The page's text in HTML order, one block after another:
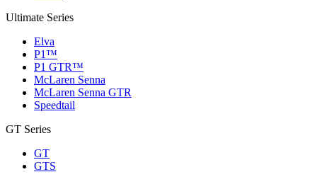
Ultimate Series
Elva
P1™
P1 GTR™
McLaren Senna
McLaren Senna GTR
Speedtail
GT Series
GT
GTS